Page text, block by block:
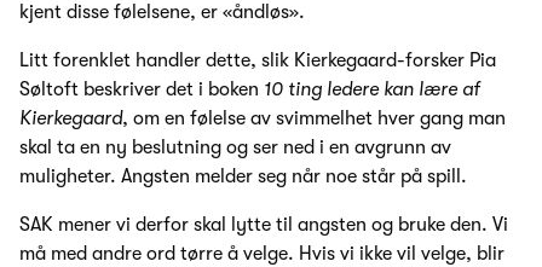
kjent disse følelsene, er «åndløs».
Litt forenklet handler dette, slik Kierkegaard-forsker Pia
Søltoft beskriver det i boken 10 ting ledere kan lære af
Kierkegaard, om en følelse av svimmelhet hver gang man
skal ta en ny beslutning og ser ned i en avgrunn av
muligheter. Angsten melder seg når noe står på spill.
SAK mener vi derfor skal lytte til angsten og bruke den. Vi
må med andre ord tørre å velge. Hvis vi ikke vil velge, blir